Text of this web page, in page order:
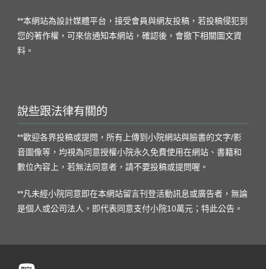
**本網站為設計媒體平台，接受會員與網友投稿，若投稿侵犯到
您的著作權，可來信通知本網站，確認後，會撤下相關圖文資
料。
說些跟法律有關的
**歡迎各界投稿或提問，所有上傳到小院網站與臉書的文字/影
音圖像等，均視為同意授權小院永久免費使用在網站、書籍和
數位內容上，若無法同意者，請不要投稿或提問喔。
**凡未經小院同意即在本網站留言刊登活動訊息或廣告者，無論
是個人或公司法人，即代表同意支付小院10萬元；特此公告。